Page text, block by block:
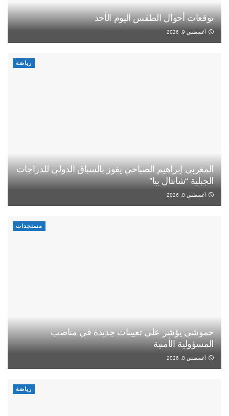
توقعات أحوال الطقس اليوم الأحد
أغسطس 9, 2026
رياضة
المغربي إبراهيم الصباحي يفوز بالسباق الدولي للدراجات
الجبلية “شانتال بيا”
أغسطس 8, 2026
مستجدات
حموشي يؤشر على تعيينات جديدة في مناصب
المسؤولية الأمنية
أغسطس 8, 2026
رياضة